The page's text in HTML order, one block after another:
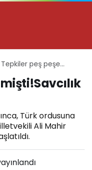
Tepkiler peş peşe
harekete geçti
Türk ordusuna
Ali Mahir